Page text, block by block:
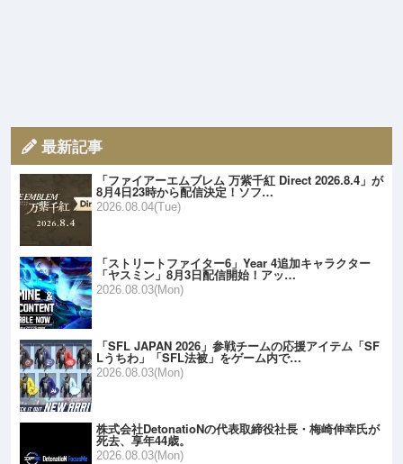
最新記事
「ファイアーエムブレム 万紫千紅 Direct 2026.8.4」が
8月4日23時から配信決定！ソフ…
2026.08.04(Tue)
「ストリートファイター6」Year 4追加キャラクター
「ヤスミン」8月3日配信開始！アッ…
2026.08.03(Mon)
「SFL JAPAN 2026」参戦チームの応援アイテム「SF
Lうちわ」「SFL法被」をゲーム内で…
2026.08.03(Mon)
株式会社DetonatioNの代表取締役社長・梅崎伸幸氏が
死去、享年44歳。
2026.08.03(Mon)